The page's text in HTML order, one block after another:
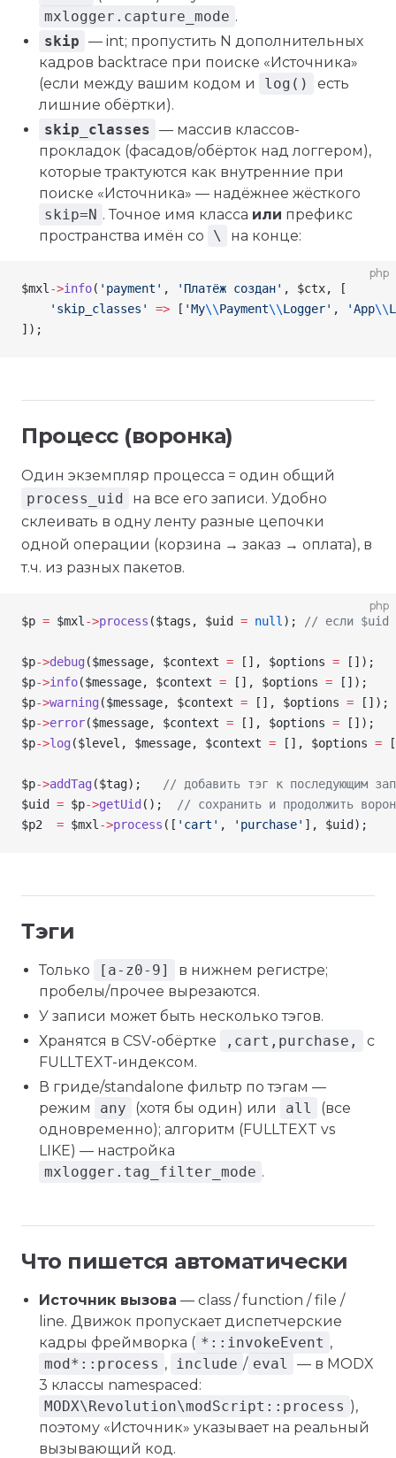
mxlogger.capture_mode .
skip — int; пропустить N дополнительных
кадров backtrace при поиске «Источника»
(если между вашим кодом и
log()
есть
лишние обёртки).
skip_classes — массив классов-
прокладок (фасадов/обёрток над логгером),
которые трактуются как внутренние при
поиске «Источника» — надёжнее жёсткого
skip=N . Точное имя класса или префикс
пространства имён со
\ на конце:
php
$mxl ->info( 'payment' , 'Платёж создан' , $ctx, [
    'skip_classes'
=> [ 'My\\Payment\\Logger' , 'App\\
]);
Процесс (воронка)
Один экземпляр процесса = один общий
process_uid
на все его записи. Удобно
склеивать в одну ленту разные цепочки
одной операции (корзина → заказ → оплата), в
т.ч. из разных пакетов.
php
$p = $mxl ->process ($tags , $uid = null ); // если $uid
$p->debug ($message, $context = [], $options = []);
$p->info($message, $context = [], $options = []);
$p->warning ($message, $context = [], $options = []);
$p->error($message, $context = [], $options = []);
$p->log ($level , $message, $context = [], $options =
$p->addTag ($tag);
// добавить тэг к последующим
$uid
= $p->getUid ();
// сохранить и продолжить
$p2
  =
$mxl ->process ([ 'cart' , 'purchase' ], $uid );
Тэги
Только [a-z0-9]
в нижнем регистре;
пробелы/прочее вырезаются.
У записи может быть несколько тэгов.
Хранятся в CSV-обёртке
,cart,purchase,
с
FULLTEXT-индексом.
В гриде/standalone фильтр по тэгам —
режим
any (хотя бы один) или all
(все
одновременно); алгоритм (FULLTEXT vs
LIKE) — настройка
mxlogger.tag_filter_mode .
Что пишется автоматически
Источник вызова — class / function / file /
line. Движок пропускает диспетчерские
кадры фреймворка ( *::invokeEvent ,
mod*::process , include / eval
— в MODX
3 классы namespaced:
MODX\Revolution\modScript::process ),
поэтому «Источник» указывает на реальный
вызывающий код.